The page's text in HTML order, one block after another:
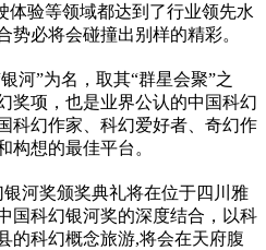
体验等领域都达到了行业领先水
势必将会碰撞出别样的精彩。
河”为名，取其“群星会聚”之
奖项，也是业界公认的中国科幻
科幻作家、科幻爱好者、奇幻作
构想的最佳平台。
河奖颁奖典礼将在位于四川雅
国科幻银河奖的深度结合，以科
的科幻概念旅游,将会在天府腹